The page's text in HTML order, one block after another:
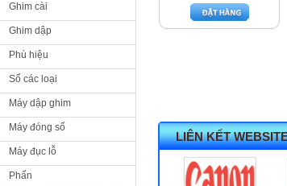
Ghim cài
Ghim dập
Phù hiệu
Sổ các loại
Máy dập ghim
Máy đóng số
Máy đục lỗ
Phấn
LIÊN KẾT